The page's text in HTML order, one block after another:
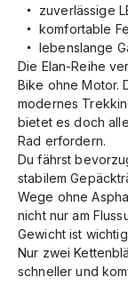
zuverlässige
komfortable
lebenslange
Die Elan-Reihe
Bike ohne Motor.
modernes
bietet es doch
Rad erfordern.
Du fährst
stabilem
Wege ohne
nicht nur am
Gewicht ist
Nur zwei
schneller und